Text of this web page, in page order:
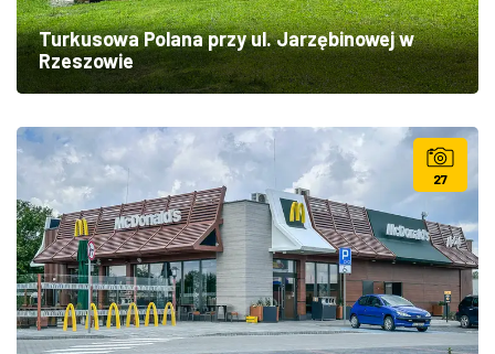
Turkusowa Polana przy ul. Jarzębinowej w
Rzeszowie
27